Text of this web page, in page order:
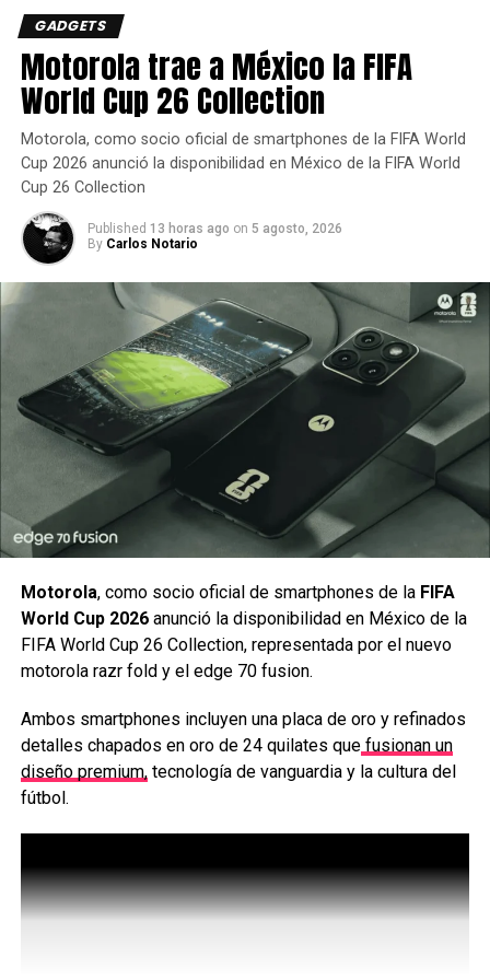
del periodo de acceso anticipado para los propietarios de
la Expansión Mortal Kombat 1: Reina el Kaos, y estará
disponible para su compra el 25 de marzo.
Los sports de Mortal
Kombat siguen triunfando
globalmente
El tráiler de Madam Bo se estrenó en Viennality 2k25, la
locación más reciente del torneo MK 1 Pro Kompetition:
Temporada 2.
La temporada actual del programa global de esports de
MK 1 cuenta con un pozo total de premios de 255.000
USD y una serie de eventos presenciales en
Norteamérica, Latinoamérica y Europa, así como varios
torneos en línea.
Mortal Kombat 1: Reina el Kaos es una nueva expansión
para Mortal Kombat 1, la última entrega de la aclamada
Siguenos en todas nuestrasredes socialespara estar
enterado de lo más atractivo del mundo geek, además
GADGETS
Motorola trae a México la FIFA
World Cup 26 Collection
Motorola, como socio oficial de smartphones de la FIFA World
Cup 2026 anunció la disponibilidad en México de la FIFA World
Cup 26 Collection
Published 13 horas ago on 5 agosto, 2026
By Carlos Notario
Motorola, como socio oficial de smartphones de laFIFA
World Cup 2026 anunció la disponibilidad en México de la
FIFA World Cup 26 Collection, representada por el nuevo
motorola razr fold y el edge 70 fusion.
Ambos smartphones incluyen una placa de oro y refinados
detalles chapados en oro de 24 quilates quefusionan un
diseño premium,tecnología de vanguardia y la cultura del
fútbol.